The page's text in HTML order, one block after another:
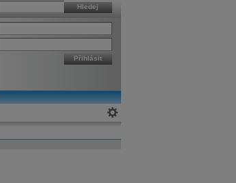
Hledej
Přihlásit